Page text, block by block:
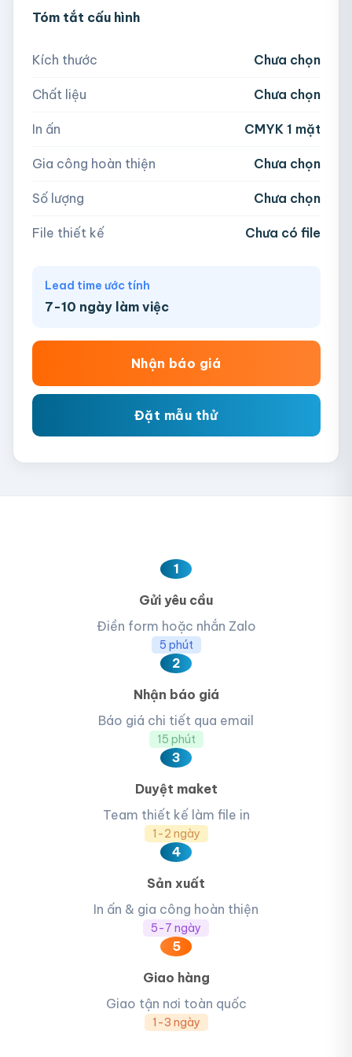
300 500
5,000
Hoặc nhập số lượng:
− + hộp
💡 Hỗ trợ AI, PDF, EPS, PSD, PNG (300dpi).
AI, PDF, EPS, PSD, PNG, JPG (tối đa 50MB)
Tóm tắt cấu hình
Kích thước Chưa chọn
Chất liệu Chưa chọn
In ấn CMYK 1 mặt
Gia công hoàn thiện Chưa chọn
Số lượng Chưa chọn
File thiết kế Chưa có file
Lead time ước tính
7-10 ngày làm việc
Nhận báo giá
Đặt mẫu thử
1
Gửi yêu cầu
Điền form hoặc nhắn Zalo
5 phút
2
Nhận báo giá
Báo giá chi tiết qua email
15 phút
3
Duyệt maket
Team thiết kế làm file in
1-2 ngày
4
Sản xuất
In ấn & gia công hoàn thiện
5-7 ngày
5
Giao hàng
Giao tận nơi toàn quốc
1-3 ngày